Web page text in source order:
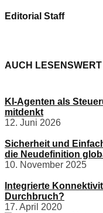
Editorial Staff
AUCH LESENSWERT
KI-Agenten als
mitdenkt
12. Juni 2026
Sicherheit und
die Neudefinition
10. November 2025
Integrierte
Durchbruch?
17. April 2020